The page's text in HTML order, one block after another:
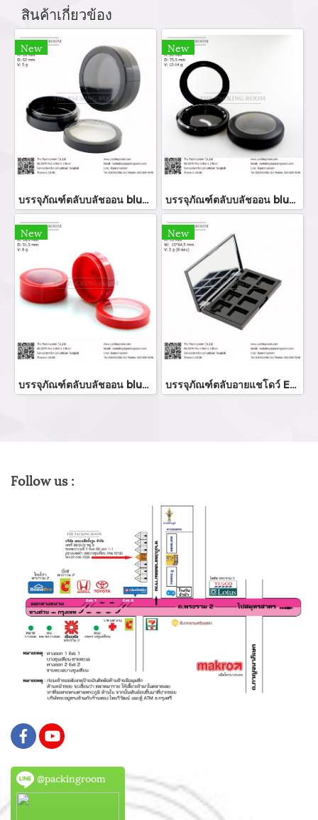
สินค้าเกี่ยวข้อง
New
บรรจุภัณฑ์ตลับบลัชออน blush on packaging ร้านขายบรรจุภัณฑ์ จำหน่ายบรรจุภัณฑ์เครื่องสำอางทุกประเภท
New
บรรจุภัณฑ์ตลับบลัชออน blush on packaging ร้านขายบรรจุภัณฑ์ จำหน่ายบรรจุภัณฑ์เครื่องสำอางทุกประเภท
New
บรรจุภัณฑ์ตลับบลัชออน blush on packaging ร้านขายบรรจุภัณฑ์ จำหน่ายบรรจุภัณฑ์เครื่องสำอางทุกประเภท
New
บรรจุภัณฑ์ตลับอายแชโดว์ Eyeshadow package บรรจุภัณฑ์เครื่องสำอาง
Follow us :
@packingroom